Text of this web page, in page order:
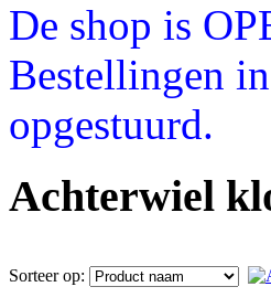
De shop is
Bestellingen
opgestuurd.
Achterwiel
Sorteer op: